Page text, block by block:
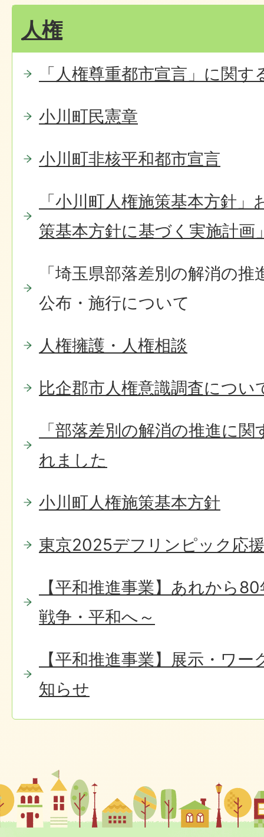
人権
「人権尊重都市宣言」に関す
小川町民憲章
小川町非核平和都市宣言
「小川町人権施策基本方針
策基本方針に基づく実施計画
「埼玉県部落差別の解消の
公布・施行について
人権擁護・人権相談
比企郡市人権意識調査につい
「部落差別の解消の推進に
れました
小川町人権施策基本方針
東京2025デフリンピック応
【平和推進事業】あれから
戦争・平和へ～
【平和推進事業】展示・ワ
知らせ